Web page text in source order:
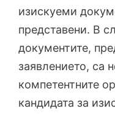
изискуеми
представени. В
документите,
заявлението, са
компетентните
кандидата за